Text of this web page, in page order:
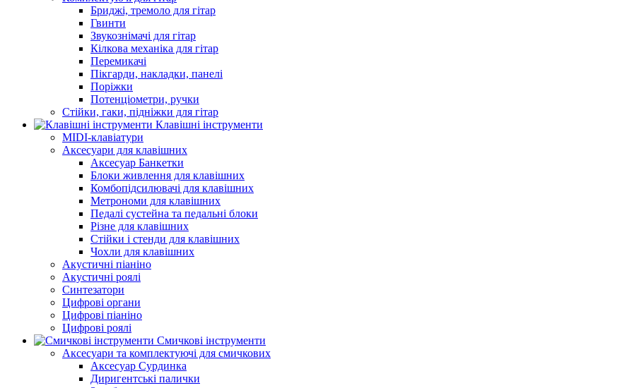
Бриджі, тремоло для гітар
Гвинти
Звукознімачі для гітар
Кілкова механіка для гітар
Перемикачі
Пікгарди, накладки, панелі
Поріжки
Потенціометри, ручки
Стійки, гаки, підніжки для гітар
Клавішні інструменти
MIDI-клавіатури
Аксесуари для клавішних
Аксесуар Банкетки
Блоки живлення для клавішних
Комбопідсилювачі для клавішних
Метрономи для клавішних
Педалі сустейна та педальні блоки
Різне для клавішних
Стійки і стенди для клавішних
Чохли для клавішних
Акустичні піаніно
Акустичні роялі
Синтезатори
Цифрові органи
Цифрові піаніно
Цифрові роялі
Смичкові інструменти
Аксесуари та комплектуючі для смичкових
Аксесуар Сурдинка
Диригентські палички